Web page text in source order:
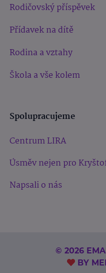
Rodičovský příspěvek
Přídavek na dítě
Rodina a vztahy
Škola a vše kolem
Spolupracujeme
Centrum LIRA
Úsměv nejen pro
Napsali o nás
© 2026
BY